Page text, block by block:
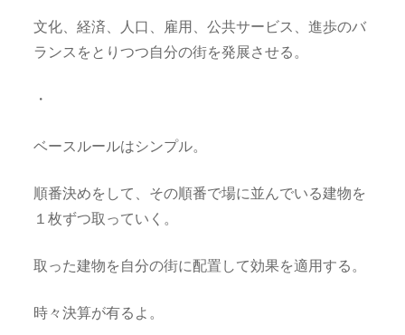
文化、経済、人口、雇用、公共サービス、進歩のバ
ランスをとりつつ自分の街を発展させる。
・
ベースルールはシンプル。
順番決めをして、その順番で場に並んでいる建物を
１枚ずつ取っていく。
取った建物を自分の街に配置して効果を適用する。
時々決算が有るよ。